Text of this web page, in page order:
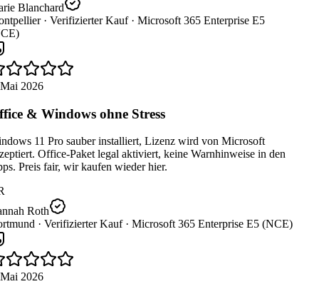
Blanchard
· Verifizierter Kauf · Microsoft 365 Enterprise E5
2026
& Windows ohne Stress
11 Pro sauber installiert, Lizenz wird von Microsoft
Office-Paket legal aktiviert, keine Warnhinweise in den
Preis fair, wir kaufen wieder hier.
Roth
· Verifizierter Kauf · Microsoft 365 Enterprise E5 (NCE)
2026